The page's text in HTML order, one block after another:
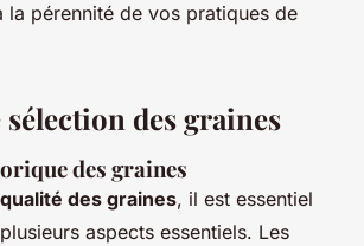
la pérennité de vos pratiques de
des graines
des graines
des graines, il est essentiel
aspects essentiels. Les